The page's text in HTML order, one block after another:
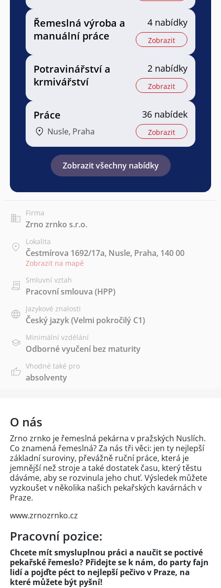
Řemeslná výroba a
manuální práce
4 nabídky
Zobrazit
Potravinářství a
krmivářství
2 nabídky
Zobrazit
Práce
Nusle, Praha
36 nabídek
Zobrazit
Zobrazit všechny nabídky
Firma
Zrno zrnko s.r.o.
Lokalita
Čestmírova 1692/17a, Nusle, Praha, 140 00
Zobrazit na mapě
Smluvní vztah
Pracovní smlouva (HPP)
Jazykové znalosti
Český jazyk(Velmi pokročilý C1)
Minimální vzdělání
Odborné vyučení bez maturity
Vhodné také pro
absolventy
O nás
Zrno zrnko je řemeslná pekárna v pražských Nuslích.
Co znamená řemeslná? Za nás tři věci: jen ty nejlepší
základní suroviny, převážně ruční práce, která je
jemnější než stroje a také dostatek času, který těstu
dáváme, aby se rozvinula jeho chuť. Výsledek můžete
vyzkoušet v několika našich pekařských kavárnách v
Praze.
www.zrnozrnko.cz
Pracovní pozice:
Chcete mít smysluplnou práci a naučit se poctivé
pekařské řemeslo? Přidejte se k nám, do party fajn
lidí a pojďte péct to nejlepší pečivo v Praze, na
které můžete být pyšní!